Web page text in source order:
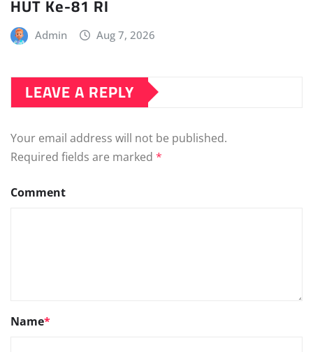
HUT Ke-81 RI
Admin Aug 7, 2026
LEAVE A REPLY
Your email address will not be published.
Required fields are marked *
Comment
Name*